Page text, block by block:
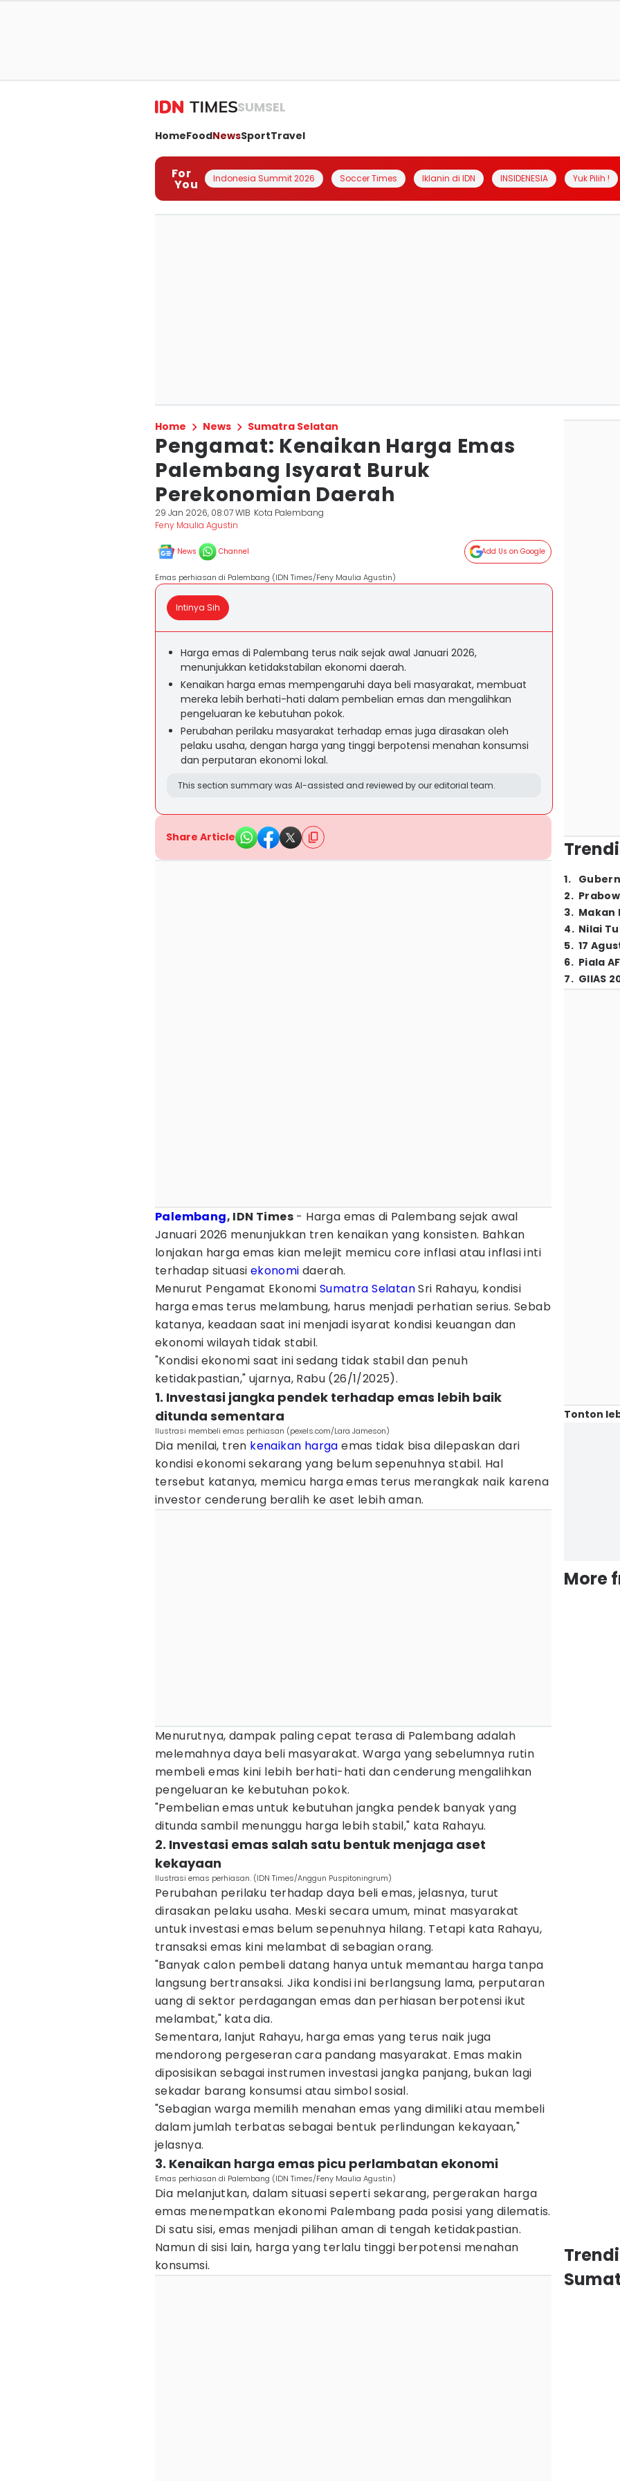
SUMSEL
HomeFoodNewsSportTravel
For
You Indonesia Summit 2026 Soccer Times Iklanin di IDN INSIDENESIA Yuk Pilih !
Home News Sumatra Selatan
Pengamat: Kenaikan Harga Emas
Palembang Isyarat Buruk
Perekonomian Daerah
29 Jan 2026, 08:07 WIB Kota Palembang
Feny Maulia Agustin
News Channel Add Us on Google
Emas perhiasan di Palembang (IDN Times/Feny Maulia Agustin)
Intinya Sih
Harga emas di Palembang terus naik sejak awal Januari 2026,
menunjukkan ketidakstabilan ekonomi daerah.
Kenaikan harga emas mempengaruhi daya beli masyarakat, membuat
mereka lebih berhati-hati dalam pembelian emas dan mengalihkan
pengeluaran ke kebutuhan pokok.
Perubahan perilaku masyarakat terhadap emas juga dirasakan oleh
pelaku usaha, dengan harga yang tinggi berpotensi menahan konsumsi
dan perputaran ekonomi lokal.
This section summary was AI-assisted and reviewed by our editorial team.
Share Article
Palembang, IDN Times - Harga emas di Palembang sejak awal
Januari 2026 menunjukkan tren kenaikan yang konsisten. Bahkan
lonjakan harga emas kian melejit memicu core inflasi atau inflasi inti
terhadap situasi ekonomi daerah.
Menurut Pengamat Ekonomi Sumatra SelatanSri Rahayu, kondisi
harga emas terus melambung, harus menjadi perhatian serius. Sebab
katanya, keadaan saat ini menjadi isyarat kondisi keuangan dan
ekonomi wilayah tidak stabil.
"Kondisi ekonomi saat ini sedang tidak stabil dan penuh
ketidakpastian," ujarnya, Rabu (26/1/2025).
1. Investasi jangka pendek terhadap emas lebih baik
ditunda sementara
Ilustrasi membeli emas perhiasan (pexels.com/Lara Jameson)
Dia menilai, tren kenaikan harga emas tidak bisa dilepaskan dari
kondisi ekonomi sekarang yang belum sepenuhnya stabil. Hal
tersebut katanya, memicu harga emas terus merangkak naik karena
investor cenderung beralih ke aset lebih aman.
Menurutnya, dampak paling cepat terasa di Palembang adalah
melemahnya daya beli masyarakat. Warga yang sebelumnya rutin
membeli emas kini lebih berhati-hati dan cenderung mengalihkan
pengeluaran ke kebutuhan pokok.
"Pembelian emas untuk kebutuhan jangka pendek banyak yang
ditunda sambil menunggu harga lebih stabil," kata Rahayu.
2. Investasi emas salah satu bentuk menjaga aset
kekayaan
Ilustrasi emas perhiasan. (IDN Times/Anggun Puspitoningrum)
Perubahan perilaku terhadap daya beli emas, jelasnya, turut
dirasakan pelaku usaha. Meski secara umum, minat masyarakat
untuk investasi emas belum sepenuhnya hilang. Tetapi kata Rahayu,
transaksi emas kini melambat di sebagian orang.
"Banyak calon pembeli datang hanya untuk memantau harga tanpa
langsung bertransaksi. Jika kondisi ini berlangsung lama, perputaran
uang di sektor perdagangan emas dan perhiasan berpotensi ikut
melambat," kata dia.
Sementara, lanjut Rahayu, harga emas yang terus naik juga
mendorong pergeseran cara pandang masyarakat. Emas makin
diposisikan sebagai instrumen investasi jangka panjang, bukan lagi
sekadar barang konsumsi atau simbol sosial.
"Sebagian warga memilih menahan emas yang dimiliki atau membeli
dalam jumlah terbatas sebagai bentuk perlindungan kekayaan,"
jelasnya.
3. Kenaikan harga emas picu perlambatan ekonomi
Emas perhiasan di Palembang (IDN Times/Feny Maulia Agustin)
Dia melanjutkan, dalam situasi seperti sekarang, pergerakan harga
emas menempatkan ekonomi Palembang pada posisi yang dilematis.
Di satu sisi, emas menjadi pilihan aman di tengah ketidakpastian.
Namun di sisi lain, harga yang terlalu tinggi berpotensi menahan
konsumsi.
1.
2.
3. Makan
4. Nilai
5. 17
6. Piala
7. GIIAS
Tonton
More